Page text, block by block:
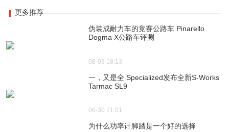
更多推荐
伪装成耐力车的竞赛公路车 Pinarello
Dogma X公路车评测
08-03 18:13
一，又是全 Specialized发布全新S-Works
Tarmac SL9
06-30 21:01
为什么功率计脚踏是一个好的选择